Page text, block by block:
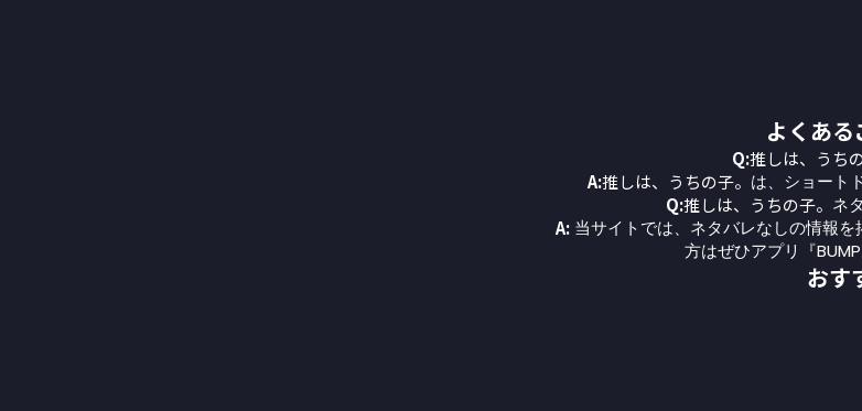
よくあ
Q:推しは、うちの
A:推しは、うちの子。 は、ショート
Q:推しは、うちの子。 ネ
A: 当サイトでは、ネタバレなしの情報
方はぜひアプリ『
おす